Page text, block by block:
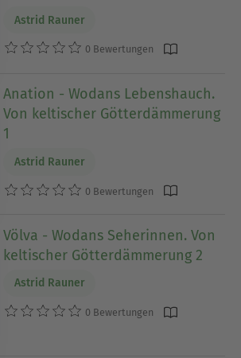
Astrid Rauner
0 Bewertungen
Anation - Wodans Lebenshauch.
Von keltischer Götterdämmerung
1
Astrid Rauner
0 Bewertungen
Völva - Wodans Seherinnen. Von
keltischer Götterdämmerung 2
Astrid Rauner
0 Bewertungen